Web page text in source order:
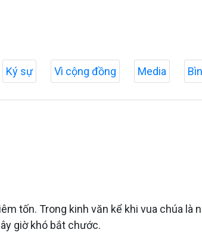
Ký sự Vì cộng đồng Media
tốn. Trong kinh văn kể khi vua chúa
giờ khó bắt chước.